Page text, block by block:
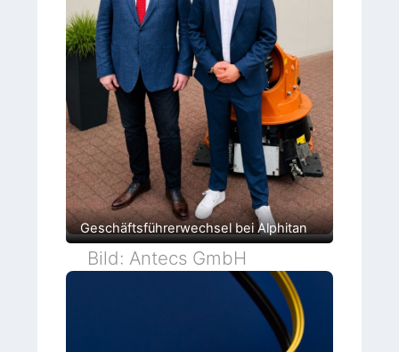
Geschäftsführerwechsel bei Alphitan
Bild: Antecs GmbH